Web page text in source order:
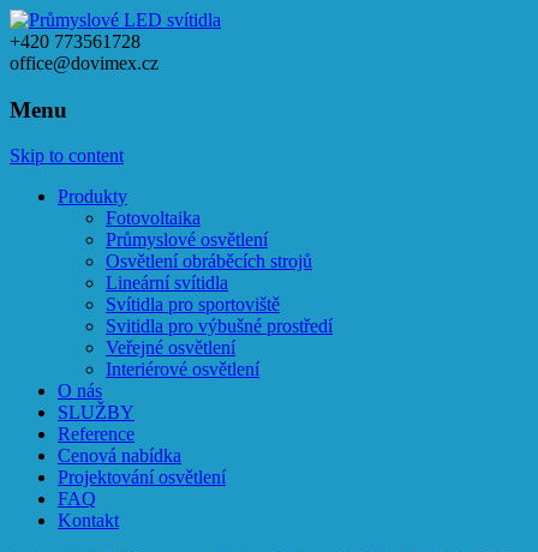
+420 773561728
office@dovimex.cz
Menu
Skip to content
Produkty
Fotovoltaika
Průmyslové osvětlení
Osvětlení obráběcích strojů
Lineární svítidla
Svítidla pro sportoviště
Svitidla pro výbušné prostředí
Veřejné osvětlení
Interiérové osvětlení
O nás
SLUŽBY
Reference
Cenová nabídka
Projektování osvětlení
FAQ
Kontakt